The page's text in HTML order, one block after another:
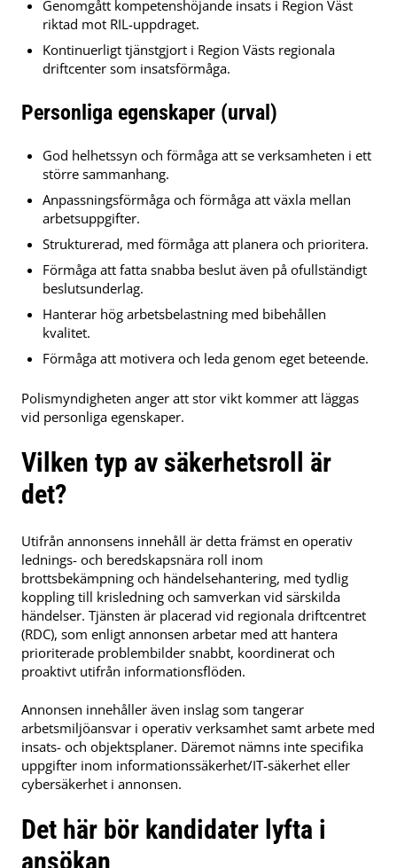
Genomgått kompetenshöjande insats i Region Väst
riktad mot RIL-uppdraget.
Kontinuerligt tjänstgjort i Region Västs regionala
driftcenter som insatsförmåga.
Personliga egenskaper (urval)
God helhetssyn och förmåga att se verksamheten i ett
större sammanhang.
Anpassningsförmåga och förmåga att växla mellan
arbetsuppgifter.
Strukturerad, med förmåga att planera och prioritera.
Förmåga att fatta snabba beslut även på ofullständigt
beslutsunderlag.
Hanterar hög arbetsbelastning med bibehållen
kvalitet.
Förmåga att motivera och leda genom eget beteende.
Polismyndigheten anger att stor vikt kommer att läggas
vid personliga egenskaper.
Vilken typ av säkerhetsroll är
det?
Utifrån annonsens innehåll är detta främst en operativ
lednings- och beredskapsnära roll inom
brottsbekämpning och händelsehantering, med tydlig
koppling till krisledning och samverkan vid särskilda
händelser. Tjänsten är placerad vid regionala driftcentret
(RDC), som enligt annonsen arbetar med att hantera
prioriterade problembilder snabbt, koordinerat och
proaktivt utifrån informationsflöden.
Annonsen innehåller även inslag som tangerar
arbetsmiljöansvar i operativ verksamhet samt arbete med
insats- och objektsplaner. Däremot nämns inte specifika
uppgifter inom informationssäkerhet/IT-säkerhet eller
cybersäkerhet i annonsen.
Det här bör kandidater lyfta i
ansökan